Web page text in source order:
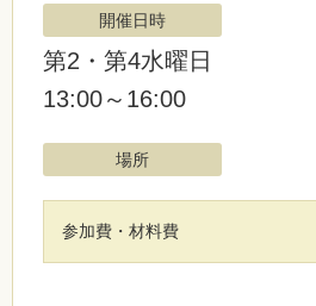
開催日時
第2・第4水曜日
13:00～16:00
場所
参加費・材料費